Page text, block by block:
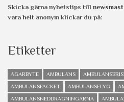
Skicka gärna nyhetstips till
vara helt anonym klickar du på:
Etiketter
ÄGARBYTE AMBULANS
AMBULANSFACKET
AMBULANSFLYG
AMBULANSNEDDRAGNINGARNA